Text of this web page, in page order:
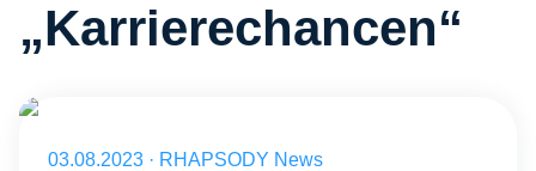
„Karrierechancen“
Veröffentlicht am 03.08.2023
03.08.2023 · RHAPSODY News